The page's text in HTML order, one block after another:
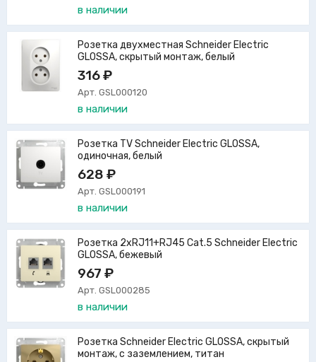
в наличии
Розетка двухместная Schneider Electric
GLOSSA, скрытый монтаж, белый
316 ₽
Арт. GSL000120
в наличии
Розетка TV Schneider Electric GLOSSA,
одиночная, белый
628 ₽
Арт. GSL000191
в наличии
Розетка 2xRJ11+RJ45 Cat.5 Schneider Electric
GLOSSA, бежевый
967 ₽
Арт. GSL000285
в наличии
Розетка Schneider Electric GLOSSA, скрытый
монтаж, с заземлением, титан